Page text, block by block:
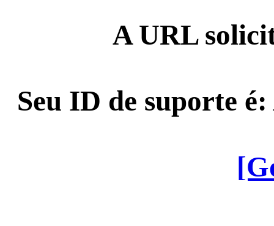
A URL
Seu ID de suporte